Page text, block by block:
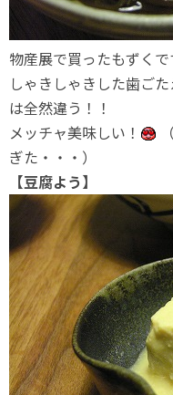
物産展で買ったもずくで
しゃきしゃきした歯ご
は全然違う！！
メッチャ美味しい！
ぎた・・・）
【豆腐よう】